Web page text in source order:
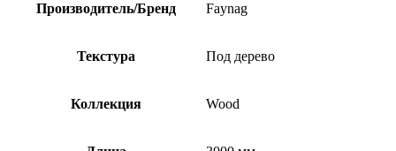
Производитель/Бренд Faynag
Текстура Под дерево
Коллекция Wood